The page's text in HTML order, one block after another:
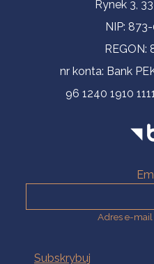
Rynek 3,
NIP:
REGON:
nr konta: Bank
96 1240 1910
Adres e-mail